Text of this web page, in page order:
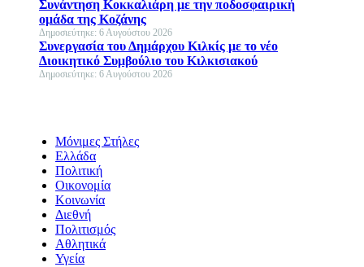
Συνάντηση Κοκκαλιάρη με την ποδοσφαιρική
ομάδα της Κοζάνης
Δημοσιεύτηκε: 6 Αυγούστου 2026
Συνεργασία του Δημάρχου Κιλκίς με το νέο
Διοικητικό Συμβούλιο του Κιλκισιακού
Δημοσιεύτηκε: 6 Αυγούστου 2026
Μόνιμες Στήλες
Ελλάδα
Πολιτική
Οικονομία
Κοινωνία
Διεθνή
Πολιτισμός
Αθλητικά
Υγεία